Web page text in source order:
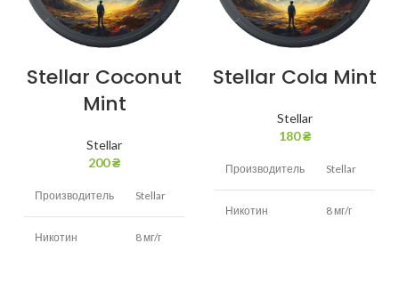
Stellar Coconut
Mint
Stellar
200₴
Производитель Stellar
Никотин 8 мг/г
Stellar Cola Mint
Stellar
180₴
Производитель Stellar
Никотин 8 мг/г